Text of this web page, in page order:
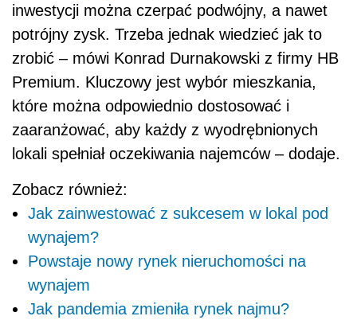
inwestycji można czerpać podwójny, a nawet
potrójny zysk. Trzeba jednak wiedzieć jak to
zrobić – mówi Konrad Durnakowski z firmy HB
Premium. Kluczowy jest wybór mieszkania,
które można odpowiednio dostosować i
zaaranżować, aby każdy z wyodrębnionych
lokali spełniał oczekiwania najemców – dodaje.
Zobacz również:
Jak zainwestować z sukcesem w lokal pod
wynajem?
Powstaje nowy rynek nieruchomości na
wynajem
Jak pandemia zmieniła rynek najmu?